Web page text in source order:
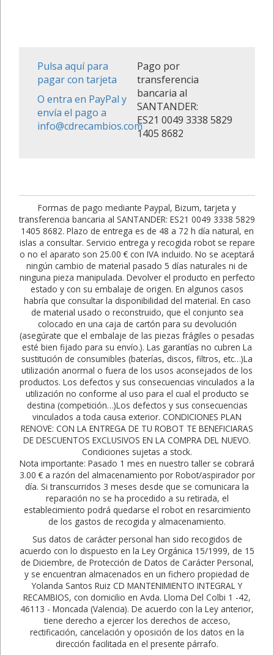
Pulsa aquí para
pagar con tarjeta
O entra en PayPal y
envía el pago a
info@cdrecambios.com
Pago por
transferencia
bancaria al
SANTANDER:
ES21 0049 3338 5829
1405 8682
Formas de pago mediante Paypal, Bizum, tarjeta y
transferencia bancaria al SANTANDER: ES21 0049 3338 5829
1405 8682. Plazo de entrega es de 48 a 72 h día natural, en
islas a consultar. Servicio entrega y recogida robot se repare
o no el aparato son 25.00 € con IVA incluido. No se aceptará
ningún cambio de material pasado 5 días naturales ni de
ninguna pieza manipulada. Devolver el producto en perfecto
estado y con su embalaje de origen. En algunos casos
habría que consultar la disponibilidad del material. En caso
de material usado o reconstruido, que el conjunto sea
colocado en una caja de cartón para su devolución
(asegúrate que el embalaje de las piezas frágiles o pesadas
esté bien fijado para su envío.). Las garantías no cubren La
sustitución de consumibles (baterías, discos, filtros, etc…)La
utilización anormal o fuera de los usos aconsejados de los
productos. Los defectos y sus consecuencias vinculados a la
utilización no conforme al uso para el cual el producto se
destina (competición…)Los defectos y sus consecuencias
vinculados a toda causa exterior. CONDICIONES PLAN
RENOVE: CON LA ENTREGA DE TU ROBOT TE BENEFICIARAS
DE DESCUENTOS EXCLUSIVOS EN LA COMPRA DEL NUEVO.
Condiciones sujetas a stock.
Nota importante: Pasado 1 mes en nuestro taller se cobrará
3.00 € a razón del almacenamiento por Robot/aspirador por
día. Si transcurridos 3 meses desde que se comunicara la
reparación no se ha procedido a su retirada, el
establecimiento podrá quedarse el robot en resarcimiento
de los gastos de recogida y almacenamiento.
Sus datos de carácter personal han sido recogidos de
acuerdo con lo dispuesto en la Ley Orgánica 15/1999, de 15
de Diciembre, de Protección de Datos de Carácter Personal,
y se encuentran almacenados en un fichero propiedad de
Yolanda Santos Ruiz CD MANTENIMIENTO INTEGRAL Y
RECAMBIOS, con domicilio en Avda. Lloma Del Colbi 1 -42,
46113 - Moncada (Valencia). De acuerdo con la Ley anterior,
tiene derecho a ejercer los derechos de acceso,
rectificación, cancelación y oposición de los datos en la
dirección facilitada en el presente párrafo.